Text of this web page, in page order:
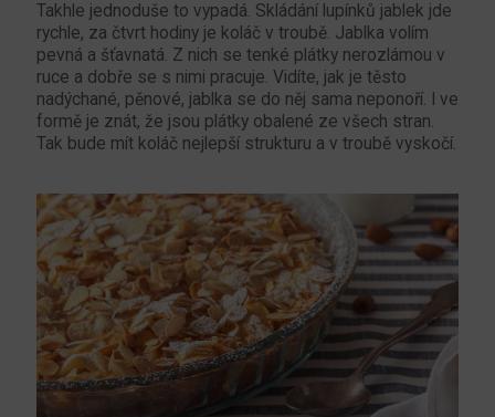
Takhle jednoduše to vypadá. Skládání lupínků jablek jde
rychle, za čtvrt hodiny je koláč v troubě. Jablka volím
pevná a šťavnatá. Z nich se tenké plátky nerozlámou v
ruce a dobře se s nimi pracuje. Vidíte, jak je těsto
nadýchané, pěnové, jablka se do něj sama neponoří. I ve
formě je znát, že jsou plátky obalené ze všech stran.
Tak bude mít koláč nejlepší strukturu a v troubě vyskočí.